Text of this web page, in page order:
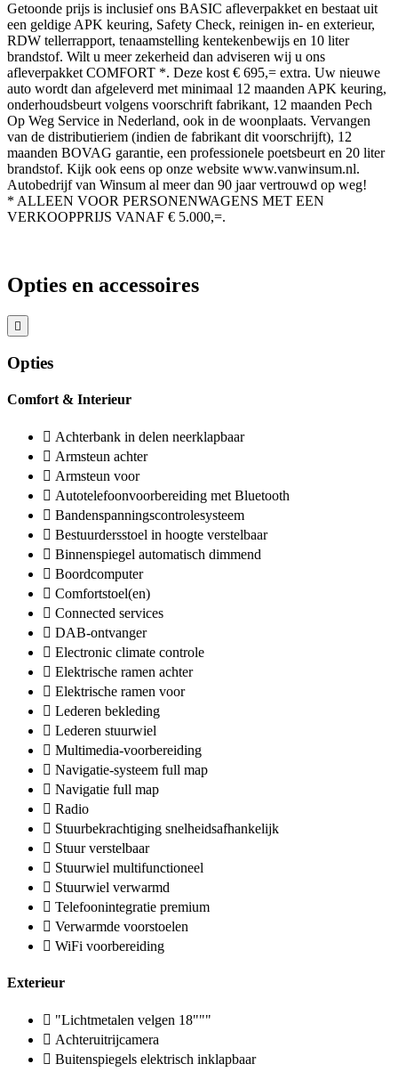
Getoonde prijs is inclusief ons BASIC afleverpakket en bestaat uit
een geldige APK keuring, Safety Check, reinigen in- en exterieur,
RDW tellerrapport, tenaamstelling kentekenbewijs en 10 liter
brandstof. Wilt u meer zekerheid dan adviseren wij u ons
afleverpakket COMFORT *. Deze kost € 695,= extra. Uw nieuwe
auto wordt dan afgeleverd met minimaal 12 maanden APK keuring,
onderhoudsbeurt volgens voorschrift fabrikant, 12 maanden Pech
Op Weg Service in Nederland, ook in de woonplaats. Vervangen
van de distributieriem (indien de fabrikant dit voorschrijft), 12
maanden BOVAG garantie, een professionele poetsbeurt en 20 liter
brandstof. Kijk ook eens op onze website www.vanwinsum.nl.
Autobedrijf van Winsum al meer dan 90 jaar vertrouwd op weg!
* ALLEEN VOOR PERSONENWAGENS MET EEN
VERKOOPPRIJS VANAF € 5.000,=.
Opties en accessoires
Opties
Comfort & Interieur
Achterbank in delen neerklapbaar
Armsteun achter
Armsteun voor
Autotelefoonvoorbereiding met Bluetooth
Bandenspanningscontrolesysteem
Bestuurdersstoel in hoogte verstelbaar
Binnenspiegel automatisch dimmend
Boordcomputer
Comfortstoel(en)
Connected services
DAB-ontvanger
Electronic climate controle
Elektrische ramen achter
Elektrische ramen voor
Lederen bekleding
Lederen stuurwiel
Multimedia-voorbereiding
Navigatie-systeem full map
Navigatie full map
Radio
Stuurbekrachtiging snelheidsafhankelijk
Stuur verstelbaar
Stuurwiel multifunctioneel
Stuurwiel verwarmd
Telefoonintegratie premium
Verwarmde voorstoelen
WiFi voorbereiding
Exterieur
"Lichtmetalen velgen 18"""
Achteruitrijcamera
Buitenspiegels elektrisch inklapbaar